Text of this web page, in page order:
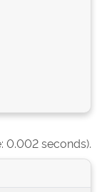
0.002 seconds).